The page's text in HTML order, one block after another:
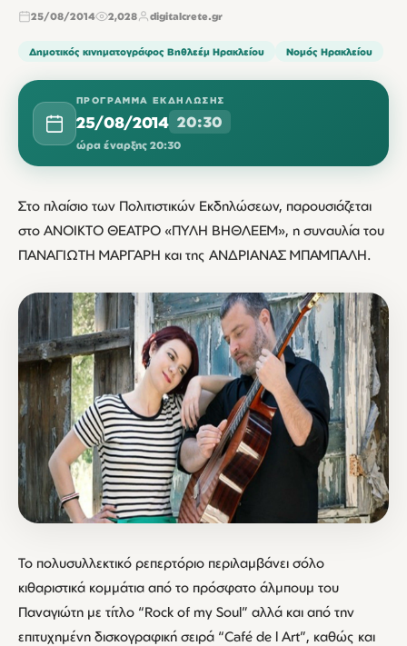
25/08/2014 2,028 digitalcrete.gr
Δημοτικός κινηματογράφος Βηθλεέμ Ηρακλείου Νομός Ηρακλείου
ΠΡΌΓΡΑΜΜΑ ΕΚΔΉΛΩΣΗΣ
25/08/2014 20:30
ώρα έναρξης 20:30
Στο πλαίσιο των Πολιτιστικών Εκδηλώσεων, παρουσιάζεται
στο ΑΝΟΙΚΤΟ ΘΕΑΤΡΟ «ΠΥΛΗ ΒΗΘΛΕΕΜ», η συναυλία του
ΠΑΝΑΓΙΩΤΗ ΜΑΡΓΑΡΗ και της ΑΝΔΡΙΑΝΑΣ ΜΠΑΜΠΑΛΗ.
Το πολυσυλλεκτικό ρεπερτόριο περιλαμβάνει σόλο
κιθαριστικά κομμάτια από το πρόσφατο άλμπουμ του
Παναγιώτη με τίτλο “Rock of my Soul” αλλά και από την
επιτυχημένη δισκογραφική σειρά “Café de l Art”, καθώς και